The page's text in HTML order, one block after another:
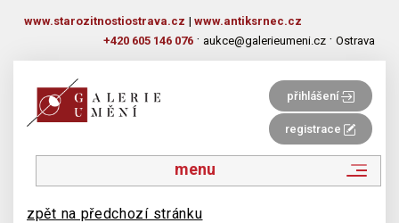
www.starozitnostiostrava.cz | www.antiksrnec.cz
+420 605 146 076 · aukce@galerieumeni.cz · Ostrava
přihlášení
registrace
menu
zpět na předchozí stránku